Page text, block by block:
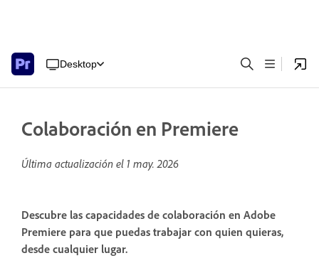
Desktop
Colaboración en Premiere
Última actualización el 1 may. 2026
Descubre las capacidades de colaboración en Adobe
Premiere para que puedas trabajar con quien quieras,
desde cualquier lugar.